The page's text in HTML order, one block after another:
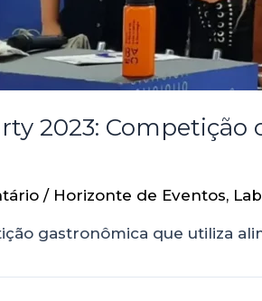
2023:
/ Horizonte de Eventos,
gastronômica que utiliza